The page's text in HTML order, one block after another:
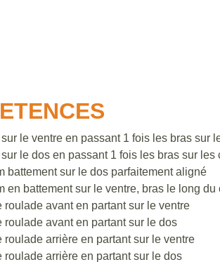
le ventre en passant 1 fois les bras sur
le dos en passant 1 fois les bras sur
battement sur le dos parfaitement aligné
en battement sur le ventre, bras le long
roulade avant en partant sur le ventre
roulade avant en partant sur le dos
roulade arrière en partant sur le ventre
roulade arrière en partant sur le dos